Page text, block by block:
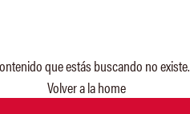
que estás buscando no existe.
Volver a la home